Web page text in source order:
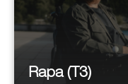
Rapa (T3)